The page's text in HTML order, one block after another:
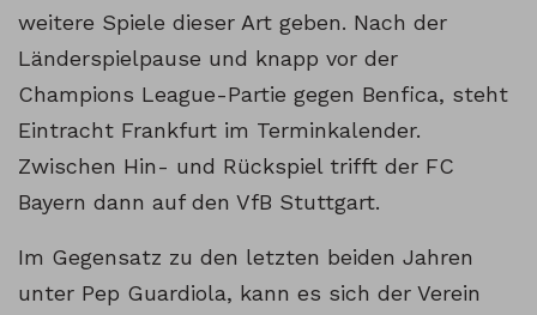
weitere Spiele dieser Art geben. Nach der
Länderspielpause und knapp vor der
Champions League-Partie gegen Benfica, steht
Eintracht Frankfurt im Terminkalender.
Zwischen Hin- und Rückspiel trifft der FC
Bayern dann auf den VfB Stuttgart.
Im Gegensatz zu den letzten beiden Jahren
unter Pep Guardiola, kann es sich der Verein